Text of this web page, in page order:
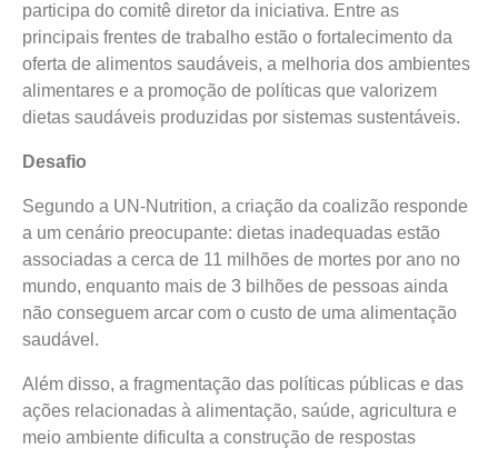
participa do comitê diretor da iniciativa. Entre as
principais frentes de trabalho estão o fortalecimento da
oferta de alimentos saudáveis, a melhoria dos ambientes
alimentares e a promoção de políticas que valorizem
dietas saudáveis produzidas por sistemas sustentáveis.
Desafio
Segundo a UN-Nutrition, a criação da coalizão responde
a um cenário preocupante: dietas inadequadas estão
associadas a cerca de 11 milhões de mortes por ano no
mundo, enquanto mais de 3 bilhões de pessoas ainda
não conseguem arcar com o custo de uma alimentação
saudável.
Além disso, a fragmentação das políticas públicas e das
ações relacionadas à alimentação, saúde, agricultura e
meio ambiente dificulta a construção de respostas